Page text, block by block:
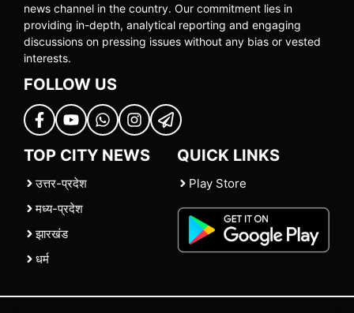
news channel in the country. Our commitment lies in
providing in-depth, analytical reporting and engaging
discussions on pressing issues without any bias or vested
interests.
FOLLOW US
TOP CITY NEWS
उत्तर-प्रदेश
मध्य-प्रदेश
झारखंड
धर्म
QUICK LINKS
Play Store